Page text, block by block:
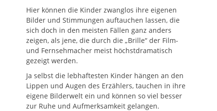
Hier können die Kinder zwanglos ihre eigenen
Bilder und Stimmungen auftauchen lassen, die
sich doch in den meisten Fällen ganz anders
zeigen, als jene, die durch die „Brille“ der Film-
und Fernsehmacher meist höchstdramatisch
gezeigt werden.
Ja selbst die lebhaftesten Kinder hängen an den
Lippen und Augen des Erzählers, tauchen in ihre
eigene Bilderwelt ein und können so viel besser
zur Ruhe und Aufmerksamkeit gelangen.